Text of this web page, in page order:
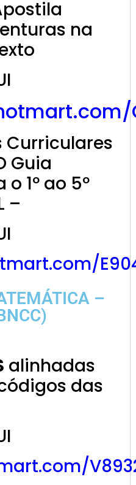
na
Curriculares
Guia
1º ao 5º
–
–
alinhadas
das